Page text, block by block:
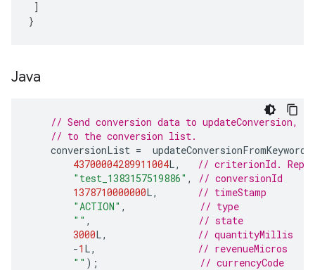
]
}
Java
// Send conversion data to updateConversion,
// to the conversion list.
conversionList = updateConversionFromKeyword
43700004289911004L,
// criterionId.
"test_1383157519886" ,
// conversionId
1378710000000L,
// timeStamp
"ACTION" ,
// type
"" ,
// state
3000L,
// quantityMillis
-1 L,
// revenueMicros
"" ); // currencyCode